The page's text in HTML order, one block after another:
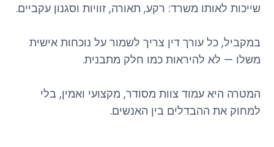
שייכות לאותו משרד: רקע, תאורה, זוויות וסגנון עקביים.
במקביל, כל עורך דין צריך לשמור על נוכחות אישית
משלו — לא להיראות כמו חלק מתבנית.
המטרה היא עמוד צוות מסודר, מקצועי ואמין, בלי
למחוק את ההבדלים בין האנשים.